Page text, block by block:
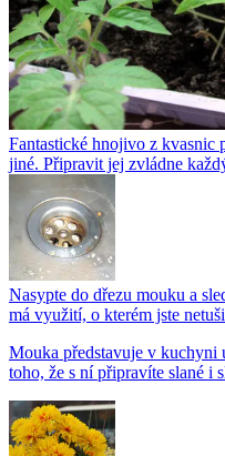
Fantastické hnojivo z kvasnic
jiné. Připravit jej zvládne
Nasypte do dřezu mouku a
má využití, o kterém jste
Mouka představuje v
toho, že s ní připravíte slané i